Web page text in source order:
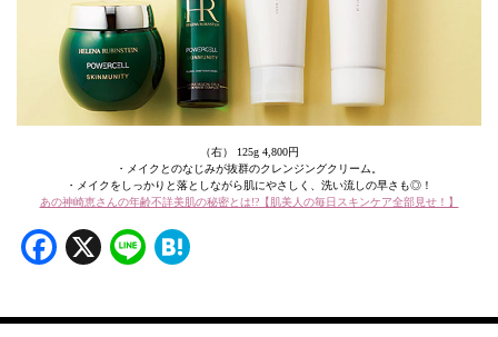
（右） 125g 4,800円
・メイクとのなじみが抜群のクレンジングクリーム。
・メイクをしっかりと落としながら肌にやさしく、洗い流しの早さも◎！
あの神崎恵さんの年齢不詳美肌の秘密とは!?【肌美人の毎日スキンケア全部見せ！】
Facebook
X Line